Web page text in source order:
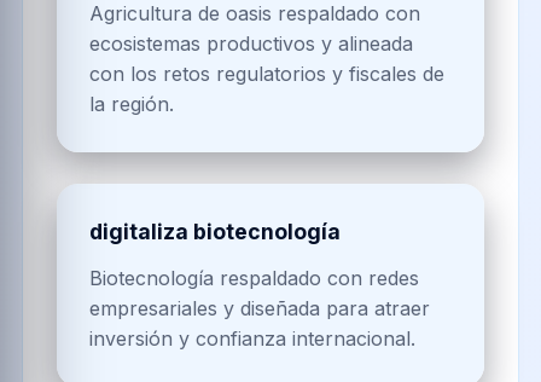
Agricultura de oasis respaldado con
ecosistemas productivos y alineada
con los retos regulatorios y fiscales de
la región.
digitaliza biotecnología
Biotecnología respaldado con redes
empresariales y diseñada para atraer
inversión y confianza internacional.